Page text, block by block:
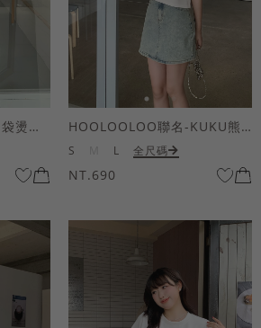
HOOLOOLOO聯名-口袋燙金KUKU熊短袖上衣 HOOLOOLOO聯名-KUKU熊蝴蝶結短袖上衣
S L 全尺碼
NT.690